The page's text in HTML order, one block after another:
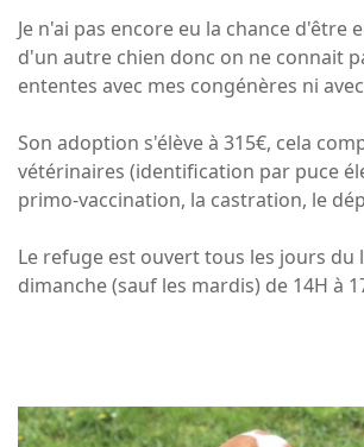
Je n'ai pas encore eu la chance d'être
d'un autre chien donc on ne connait
ententes avec mes congénères ni
Son adoption s'élève à 315€, cela
vétérinaires (identification par puce
primo-vaccination, la castration, le
Le refuge est ouvert tous les jours du
dimanche (sauf les mardis) de 14H à